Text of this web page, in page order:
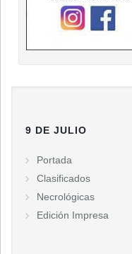
9 DE JULIO
Portada
Clasificados
Necrológicas
Edición Impresa